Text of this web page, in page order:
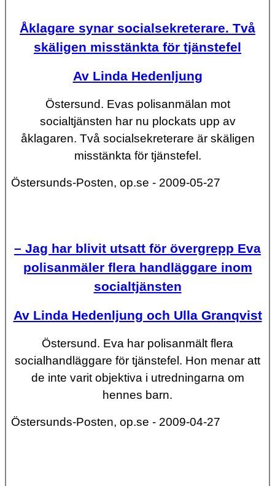
Åklagare synar socialsekreterare. Två
skäligen misstänkta för tjänstefel
Av Linda Hedenljung
Östersund. Evas polis­anmälan mot
socialtjänsten har nu plockats upp av
åklagaren. Två socialsekreterare är skäligen
misstänkta för tjänstefel.
Östersunds-Posten, op.se - 2009-05-27
– Jag har blivit utsatt för övergrepp Eva
polisanmäler flera handläggare inom
socialtjänsten
Av Linda Hedenljung och Ulla Granqvist
Östersund. Eva har polisanmält flera
socialhandläggare för tjänstefel. Hon menar att
de inte varit objektiva i utredningarna om
hennes barn.
Östersunds-Posten, op.se - 2009-04-27